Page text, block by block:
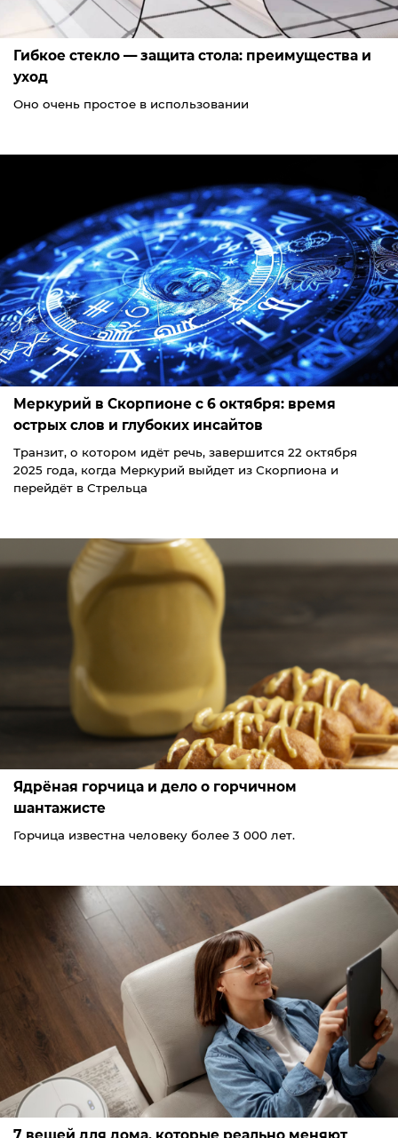
Гибкое стекло — защита стола: преимущества и
уход
Оно очень простое в использовании
Меркурий в Скорпионе с 6 октября: время
острых слов и глубоких инсайтов
Транзит, о котором идёт речь, завершится 22 октября
2025 года, когда Меркурий выйдет из Скорпиона и
перейдёт в Стрельца
Ядрёная горчица и дело о горчичном
шантажисте
Горчица известна человеку более 3 000 лет.